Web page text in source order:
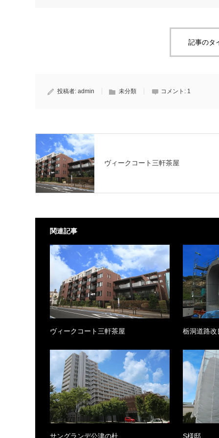
記事のタ
投稿者: admin 未分類 コメント: 1
ヴィークコート三軒茶屋
関連記事
ヴィークコート三軒茶屋 栃洞道路改
サングランデ公津の杜 S様邸